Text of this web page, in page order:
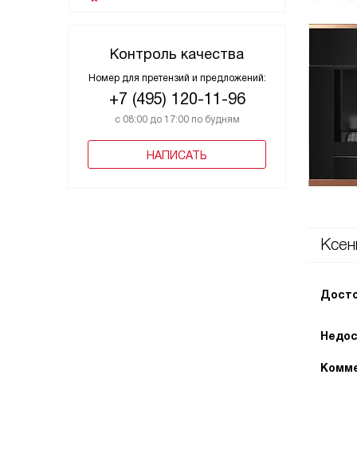
Контроль качества
Номер для претензий и предложений:
+7 (495) 120-11-96
с 08:00 до 17:00 по будням
НАПИСАТЬ